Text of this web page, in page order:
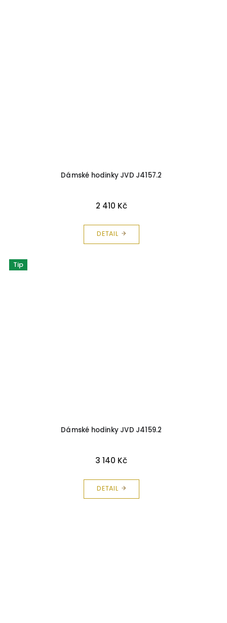
Dámské hodinky JVD J4157.2
2 410 Kč
DETAIL
Tip
Dámské hodinky JVD J4159.2
3 140 Kč
DETAIL